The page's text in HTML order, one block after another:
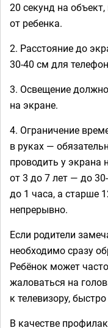
20 секунд на
от ребенка.
2. Расстояние до
30-40 см для
3. Освещение
на экране.
4. Ограничение
в руках —
проводить у экрана
от 3 до 7 лет — до
до 1 часа, а старше
непрерывно.
Если родители
необходимо сразу
Ребёнок может
жаловаться на
к телевизору,
В качестве